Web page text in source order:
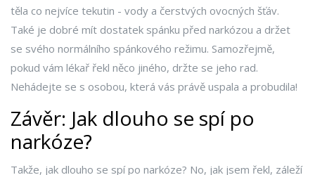
těla co nejvíce tekutin - vody a čerstvých ovocných šťáv.
Také je dobré mít dostatek spánku před narkózou a držet
se svého normálního spánkového režimu. Samozřejmě,
pokud vám lékař řekl něco jiného, držte se jeho rad.
Nehádejte se s osobou, která vás právě uspala a probudila!
Závěr: Jak dlouho se spí po
narkóze?
Takže, jak dlouho se spí po narkóze? No, jak jsem řekl, záleží